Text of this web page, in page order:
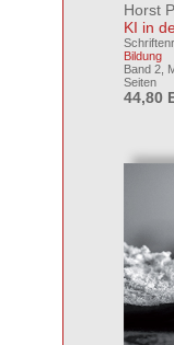
Horst
KI in
Bildung
Band 2,
Seiten
44,80